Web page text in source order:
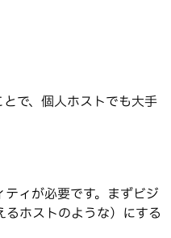
で、個人ホストでも大手
ィが必要です。まずビジ
ホストのような）にする